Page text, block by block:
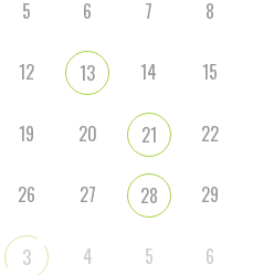
5 6 7 8
12 13 14 15
19 20 21 22
26 27 28 29
3 4 5 6